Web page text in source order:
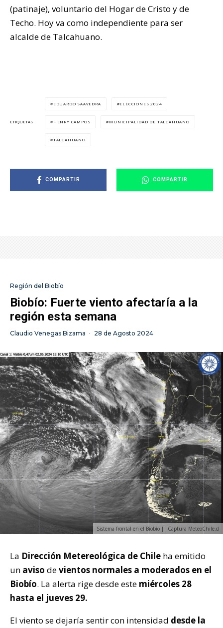
(patinaje), voluntario del Hogar de Cristo y de
Techo. Hoy va como independiente para ser
alcalde de Talcahuano.
ETIQUETAS
EDUARDO SAAVEDRA ELECCIONES 2024
HENRY CAMPOS MUNICIPALIDAD DE TALCAHUANO
TALCAHUANO
COMPARTIR COMPARTIR
Región del Biobío
Biobío: Fuerte viento afectaría a la
región esta semana
Claudio Venegas Bizama · 28 de Agosto 2024
Sistema frontal en el Biobío || Captura MeteoChile.cl
La Dirección Metereológica de Chile ha emitido
un aviso devientos normales a moderados en el
Biobío. La alerta rige desde este miércoles 28
hasta el jueves 29.
El viento se dejaría sentir con intensidad desde la